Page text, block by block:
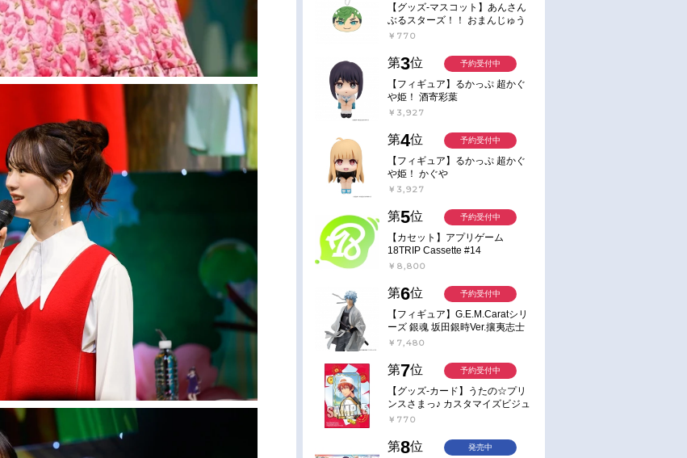
【グッズ-マスコット】あんさん
ぶるスターズ！！ おまんじゅう
にぎにぎマスコット ねくすと2
￥770
第3位
【フィギュア】るかっぷ 超かぐ
や姫！ 酒寄彩葉
￥3,927
予約受付中
第4位
【フィギュア】るかっぷ 超かぐ
や姫！ かぐや
￥3,927
予約受付中
第5位
【カセット】アプリゲーム
18TRIP Cassette #14
￥8,800
予約受付中
第6位
【フィギュア】G.E.M.Caratシリ
ーズ 銀魂 坂田銀時Ver.攘夷志士
完成品フィギュア
￥7,480
予約受付中
第7位
【グッズ-カード】うたの☆プリ
ンスさまっ♪ カスタマイズビジュ
アルカードコレクション Best
￥770
予約受付中
第8位 発売中